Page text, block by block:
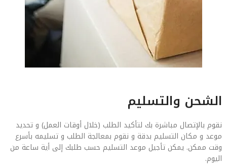
الشحن والتسليم
نقوم بالإتصال مباشرة بك لتأكيد الطلب (خلال أوقات العمل) و تحديد
موعد و مكان التسليم بدقة و نقوم بمعالجة الطلب و تسليمه بأسرع
وقت ممكن. يمكن تأجيل موعد التسليم حسب طلبك إلى أية ساعة من
اليوم.